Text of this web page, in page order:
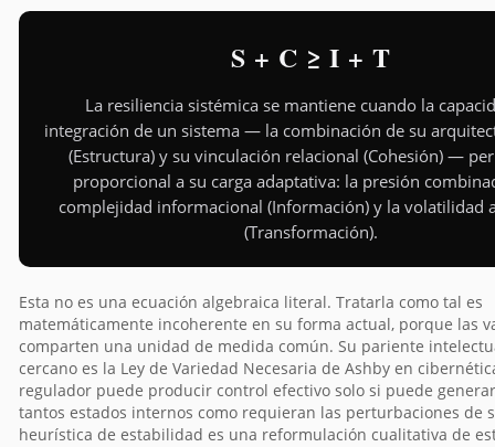
S + C ≥ I + T
La resiliencia sistémica se mantiene cuando la
integración de un sistema — la combinación de su
(Estructura) y su vinculación relacional (Cohesión) —
proporcional a su carga adaptativa: la presión
complejidad informacional (Información) y la volatilidad
(Transformación).
Esta no es una ecuación algebraica literal. Tratarla como tal es
matemáticamente incoherente en su forma actual, porque las
comparten una unidad de medida común. Su pariente
cercano es la Ley de Variedad Necesaria de Ashby en
regulador puede producir control efectivo solo si puede
tantos estados internos como requieran las perturbaciones de
heurística de estabilidad es una reformulación cualitativa de